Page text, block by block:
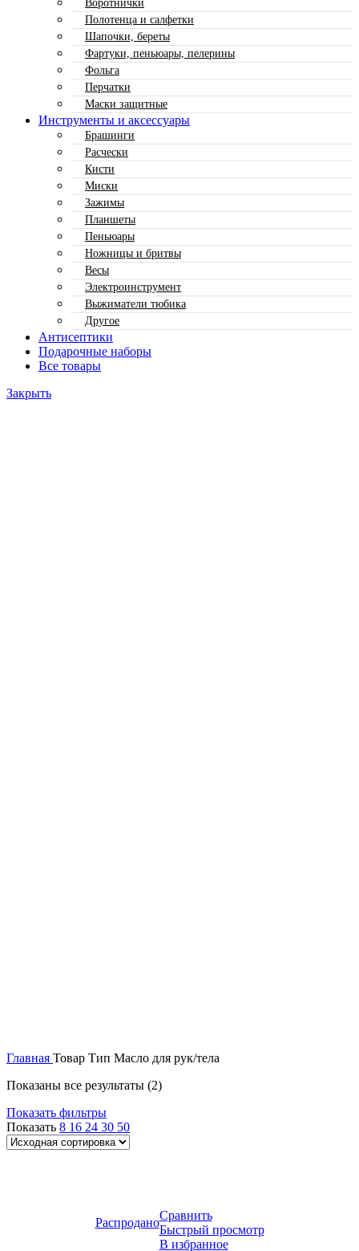
Воротнички
Полотенца и салфетки
Шапочки, береты
Фартуки, пеньюары, пелерины
Фольга
Перчатки
Маски защитные
Инструменты и аксессуары
Брашинги
Расчески
Кисти
Миски
Зажимы
Планшеты
Пеньюары
Ножницы и бритвы
Весы
Электроинструмент
Выжиматели тюбика
Другое
Антисептики
Подарочные наборы
Все товары
Закрыть
Главная Товар Тип Масло для рук/тела
Показаны все результаты (2)
Показать фильтры
Показать 8 16 24 30 50
Распродано
Сравнить
Быстрый просмотр
В избранное